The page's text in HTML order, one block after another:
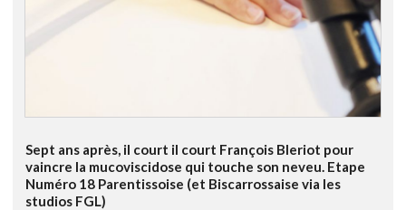
Sept ans après, il court il court François Bleriot pour
vaincre la mucoviscidose qui touche son neveu. Etape
Numéro 18 Parentissoise (et Biscarrossaise via les
studios FGL)